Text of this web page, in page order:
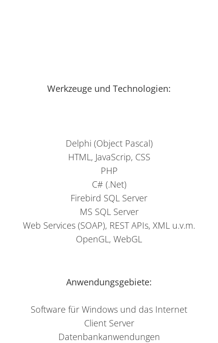
Werkzeuge und Technologien:
Delphi (Object Pascal)
HTML, JavaScrip, CSS
PHP
C# (.Net)
Firebird SQL Server
MS SQL Server
Web Services (SOAP), REST APIs, XML u.v.m.
OpenGL, WebGL
Anwendungsgebiete:
Software für Windows und das Internet
Client Server
Datenbankanwendungen